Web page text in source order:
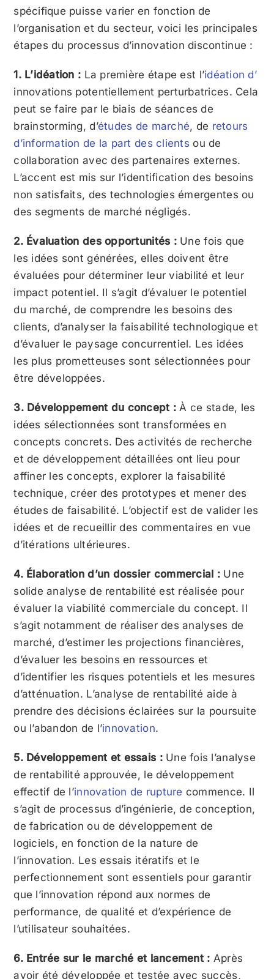
spécifique puisse varier en fonction de
l’organisation et du secteur, voici les principales
étapes du processus d’innovation discontinue :
1. L’idéation : La première étape est l’idéation d’
innovations potentiellement perturbatrices. Cela
peut se faire par le biais de séances de
brainstorming, d’études de marché, de retours
d’information de la part des clients ou de
collaboration avec des partenaires externes.
L’accent est mis sur l’identification des besoins
non satisfaits, des technologies émergentes ou
des segments de marché négligés.
2. Évaluation des opportunités : Une fois que
les idées sont générées, elles doivent être
évaluées pour déterminer leur viabilité et leur
impact potentiel. Il s’agit d’évaluer le potentiel
du marché, de comprendre les besoins des
clients, d’analyser la faisabilité technologique et
d’évaluer le paysage concurrentiel. Les idées
les plus prometteuses sont sélectionnées pour
être développées.
3. Développement du concept :À ce stade, les
idées sélectionnées sont transformées en
concepts concrets. Des activités de recherche
et de développement détaillées ont lieu pour
affiner les concepts, explorer la faisabilité
technique, créer des prototypes et mener des
études de faisabilité. L’objectif est de valider les
idées et de recueillir des commentaires en vue
d’itérations ultérieures.
4. Élaboration d’un dossier commercial : Une
solide analyse de rentabilité est réalisée pour
évaluer la viabilité commerciale du concept. Il
s’agit notamment de réaliser des analyses de
marché, d’estimer les projections financières,
d’évaluer les besoins en ressources et
d’identifier les risques potentiels et les mesures
d’atténuation. L’analyse de rentabilité aide à
prendre des décisions éclairées sur la poursuite
ou l’abandon de l’innovation.
5. Développement et essais :Une fois l’analyse
de rentabilité approuvée, le développement
effectif de l’innovation de rupture commence. Il
s’agit de processus d’ingénierie, de conception,
de fabrication ou de développement de
logiciels, en fonction de la nature de
l’innovation. Les essais itératifs et le
perfectionnement sont essentiels pour garantir
que l’innovation répond aux normes de
performance, de qualité et d’expérience de
l’utilisateur souhaitées.
6. Entrée sur le marché et lancement : Après
avoir été développée et testée avec succès,